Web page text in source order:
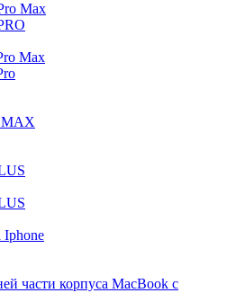
Max
Max
MAX
Iphone
части корпуса MacBook с